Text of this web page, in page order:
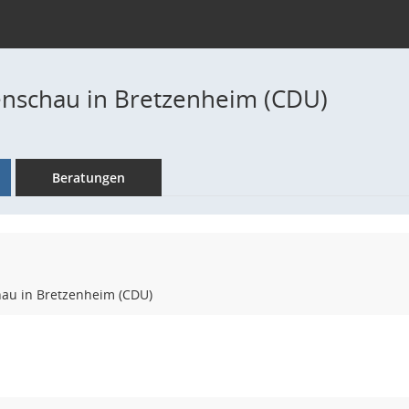
in Bretzenheim (CDU)
Beratungen
in Bretzenheim (CDU)